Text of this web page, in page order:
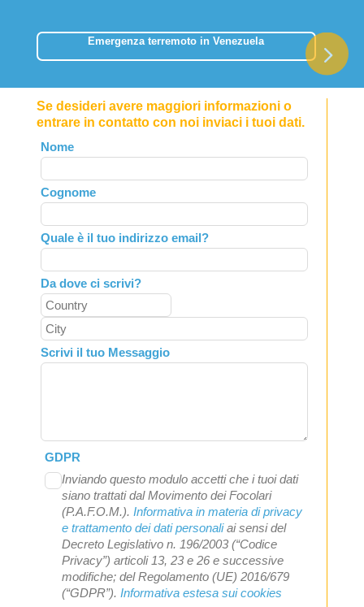
Emergenza terremoto in Venezuela
Se desideri avere maggiori informazioni o
entrare in contatto con noi inviaci i tuoi dati.
Leave
this
field
blank
Nome
Cognome
Quale è il tuo indirizzo email?
Da dove ci scrivi?
Scrivi il tuo Messaggio
GDPR
Inviando questo modulo accetti che i tuoi dati
siano trattati dal Movimento dei Focolari
(P.A.F.O.M.). Informativa in materia di privacy
e trattamento dei dati personaliai sensi del
Decreto Legislativo n. 196/2003 (“Codice
Privacy”) articoli 13, 23 e 26 e successive
modifiche; del Regolamento (UE) 2016/679
(“GDPR”). Informativa estesa sui cookies